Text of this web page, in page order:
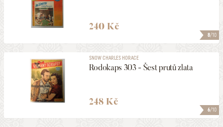
8/10
240 Kč
6/10
SNOW CHARLES HORACE
Rodokaps 303 - Šest prutů zlata
248 Kč